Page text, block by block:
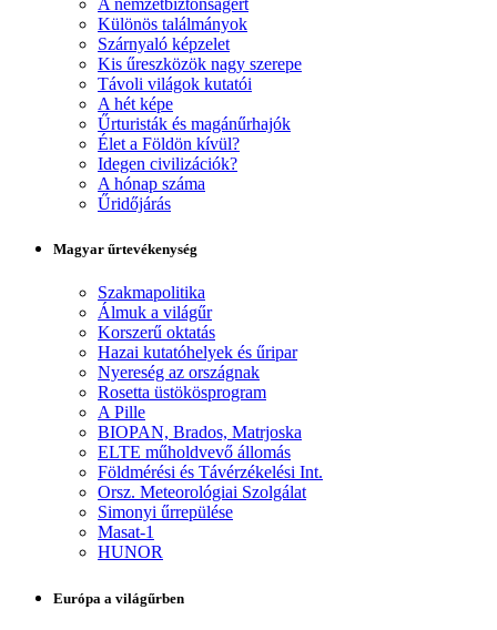
A nemzetbiztonságért
Különös találmányok
Szárnyaló képzelet
Kis űreszközök nagy szerepe
Távoli világok kutatói
A hét képe
Űrturisták és magánűrhajók
Élet a Földön kívül?
Idegen civilizációk?
A hónap száma
Űridőjárás
Magyar űrtevékenység
Szakmapolitika
Álmuk a világűr
Korszerű oktatás
Hazai kutatóhelyek és űripar
Nyereség az országnak
Rosetta üstökösprogram
A Pille
BIOPAN, Brados, Matrjoska
ELTE műholdvevő állomás
Földmérési és Távérzékelési Int.
Orsz. Meteorológiai Szolgálat
Simonyi űrrepülése
Masat-1
HUNOR
Európa a világűrben